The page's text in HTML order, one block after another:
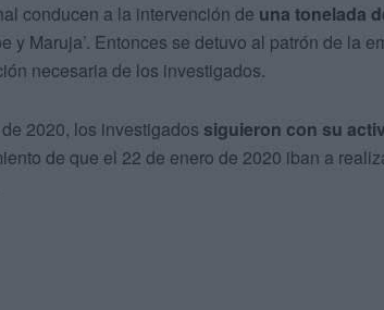
conducen a la intervención de una tonelada
y Maruja’. Entonces se detuvo al patrón de la
necesaria de los investigados.
2020, los investigados siguieron con su
de que el 22 de enero de 2020 iban a